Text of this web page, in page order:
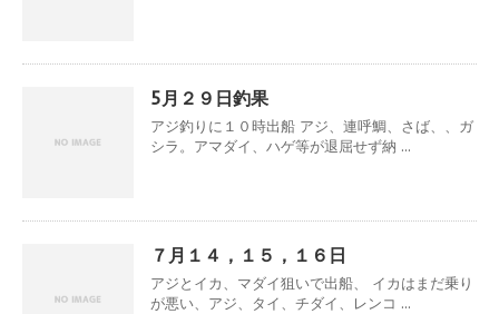
5月２９日釣果
アジ釣りに１０時出船 アジ、連呼鯛、さば、、ガ
シラ。アマダイ、ハゲ等が退屈せず納 ...
７月１４，１５，１６日
アジとイカ、マダイ狙いで出船、 イカはまだ乗り
が悪い、アジ、タイ、チダイ、レンコ ...